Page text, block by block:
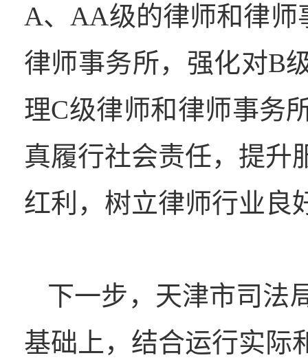
A、AA级的律师和律师
律师事务所，强化对B
理C级律师和律师事务
真履行社会责任，提升
红利，树立律师行业良
下一步，天津市司法
基础上，结合运行实际